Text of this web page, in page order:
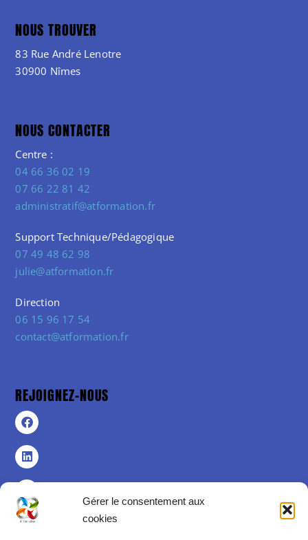
Gérer le consentement aux
cookies
NOUS TROUVER
83 Rue André Lenotre
30900 Nîmes
NOUS CONTACTER
Centre :
04 66 36 02 19
07 66 22 81 42
administratif@atformation.fr
Support Technique/Pédagogique
07 49 48 62 98
julie@atformation.fr
Direction
06 15 96 17 54
contact@atformation.fr
REJOIGNEZ-NOUS